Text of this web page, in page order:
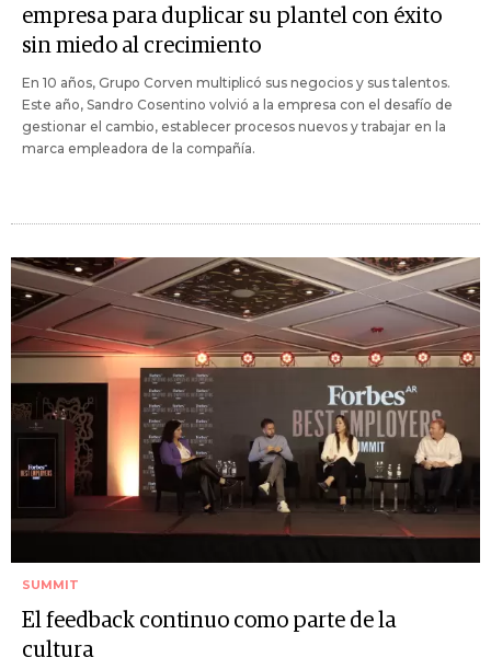
empresa para duplicar su plantel con éxito
sin miedo al crecimiento
En 10 años, Grupo Corven multiplicó sus negocios y sus talentos.
Este año, Sandro Cosentino volvió a la empresa con el desafío de
gestionar el cambio, establecer procesos nuevos y trabajar en la
marca empleadora de la compañía.
SUMMIT
El feedback continuo como parte de la
cultura